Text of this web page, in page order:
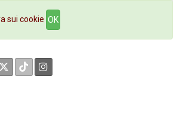
sui cookie OK